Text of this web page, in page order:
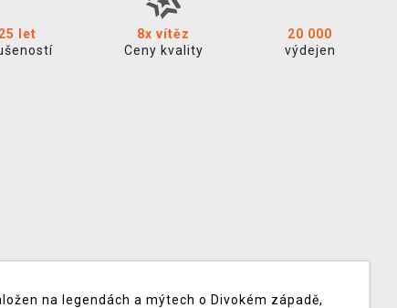
25 let
8x vítěz
Ceny kvality
20 000
výdejen
na legendách a mýtech o Divokém západě,